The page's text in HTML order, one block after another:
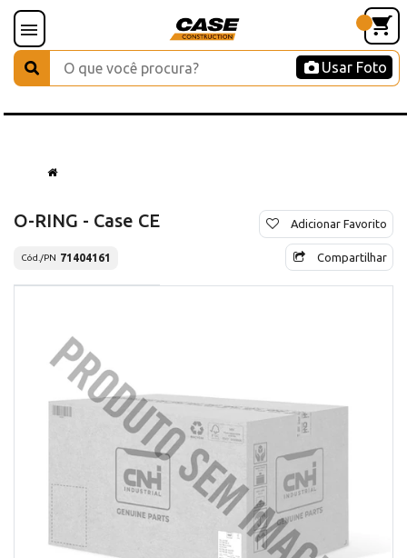
Usar Foto
O-RING - Case CE
Cód./PN 71404161
Adicionar Favorito
Compartilhar